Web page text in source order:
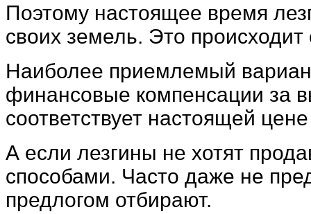
Поэтому настоящее время
своих земель. Это
Наиболее приемлемый
финансовые компенсации за
соответствует настоящей
А если лезгины не хотят
способами. Часто даже не
предлогом отбирают.